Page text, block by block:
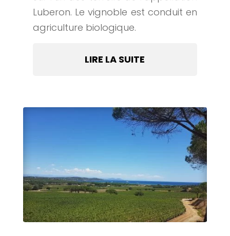
Luberon. Le vignoble est conduit en
agriculture biologique.
LIRE LA SUITE